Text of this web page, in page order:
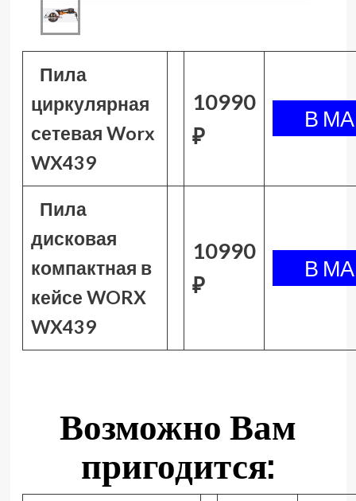
Пила
циркулярная
сетевая Worx
WX439
10990
₽
Пила
дисковая
компактная в
кейсе WORX
WX439
10990
₽
Возможно Вам
пригодится: